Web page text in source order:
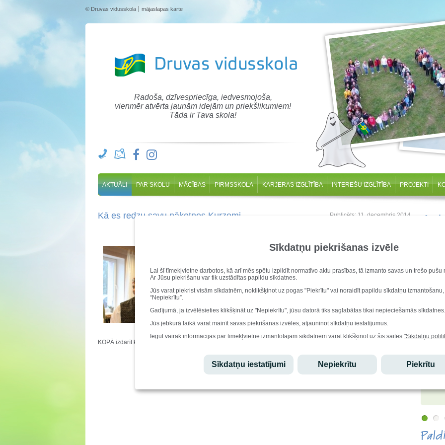
Sīkdatņu piekrišanas izvēle
Lai šī tīmekļvietne darbotos, kā arī mēs spētu izpildīt normatīvo aktu prasības, tā izmanto savas un trešo
Ar Jūsu piekrišanu var tik uzstādītas papildu sīkdatnes.
Jūs varat piekrist visām sīkdatnēm, noklikšķinot uz pogas "Piekrītu" vai noraidīt papildu sīkdatņu
“Nepiekrītu”.
Gadījumā, ja izvēlēsieties klikšķināt uz "Nepiekrītu", jūsu datorā tiks saglabātas tikai nepieciešamās sīkdatnes.
Jūs jebkurā laikā varat mainīt savas piekrišanas izvēles, atjauninot sīkdatņu iestatījumus.
Iegūt vairāk informācijas par tīmekļvietnē izmantotajām sīkdatnēm varat klikšķinot uz šīs saites "Sīkdatņu
Sīkdatņu iestatījumi Nepiekrītu Piekrītu
© Druvas vidusskola mājaslapas karte
Radoša, dzīvespriecīga, iedvesmojoša,
vienmēr atvērta jaunām idejām un priekšlikumiem!
Tāda ir Tava skola!
AKTUĀLI PAR SKOLU MĀCĪBAS PIRMSSKOLA KARJERAS IZGLĪTĪBA INTEREŠU IZGLĪTĪBA PROJEKTI
Kā es redzu savu nākotnes Kurzemi
Publicēts: 11. decembris 2014
7.-12. klašu eseju konkursā piedalījās 42 skolēni no dažādiem Latvijas
novadiem. Esejas pārsteidza ar oriģinalitāti, radošumu, skolēnu vēlmi redzēt
1. vieta Intaram Bušinskim, 3. vieta Megijai Zundei, 5. vieta Toamam Opeltam,
Annijai Līvai Staškovai, Lotei Šilkei (skolotāja Sandra Burve)
Intars savu nākotnes Kurzemi redz "ļoti attīstītu, tajā būs jauni apņēmīgi cilvēki,
modernu. Tik modernu, ka "šādu Kurzemi šobrīd grūti iztēloties, bet mūsdienās
tehnoloģijas attīstās tik strauji, ka viss ir iespējams".
Mēs varam ne tikai ilgoties pēc tīras un sakoptas Kurzemes, bet arī "VISI un
KOPĀ izdarīt ko labu"!
atzinību